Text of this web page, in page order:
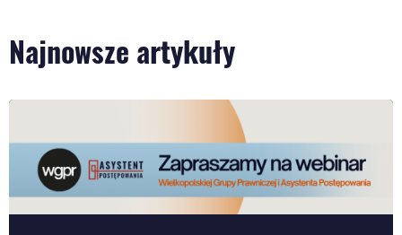
Najnowsze artykuły